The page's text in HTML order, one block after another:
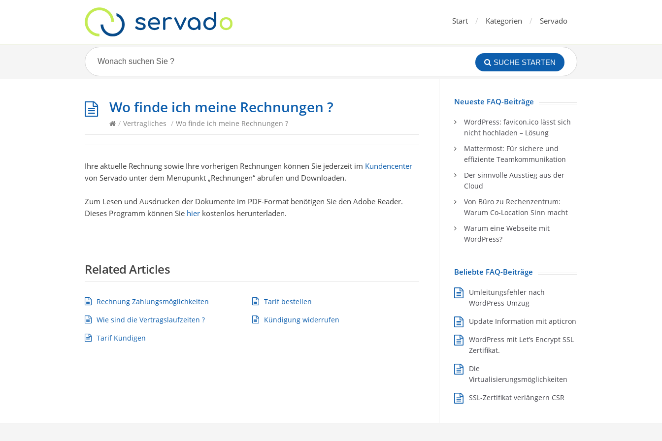
Start Kategorien Servado
SUCHE STARTEN
Wo finde ich meine Rechnungen ?
/ Vertragliches / Wo finde ich meine Rechnungen ?
Ihre aktuelle Rechnung sowie Ihre vorherigen Rechnungen können Sie jederzeit im Kundencenter
von Servado unter dem Menüpunkt „Rechnungen“ abrufen und Downloaden.
Zum Lesen und Ausdrucken der Dokumente im PDF-Format benötigen Sie den Adobe Reader.
Dieses Programm können Sie hier kostenlos herunterladen.
Related Articles
Rechnung Zahlungsmöglichkeiten
Tarif bestellen
Wie sind die Vertragslaufzeiten ?
Kündigung widerrufen
Tarif Kündigen
Neueste FAQ-Beiträge
WordPress: favicon.ico lässt sich
nicht hochladen – Lösung
Mattermost: Für sichere und
effiziente Teamkommunikation
Der sinnvolle Ausstieg aus der
Cloud
Von Büro zu Rechenzentrum:
Warum Co-Location Sinn macht
Warum eine Webseite mit
WordPress?
Beliebte FAQ-Beiträge
Umleitungsfehler nach
WordPress Umzug
Update Information mit apticron
WordPress mit Let’s Encrypt SSL
Zertifikat.
Die
Virtualisierungsmöglichkeiten
SSL-Zertifikat verlängern CSR